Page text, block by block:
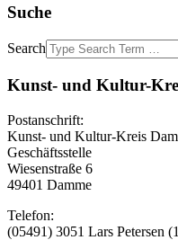
Suche
Search
Kunst- und Kultur-
Postanschrift:
Kunst- und Kultur-Kreis
Geschäftsstelle
Wiesenstraße 6
49401 Damme
Telefon:
(05491) 3051 Lars Petersen